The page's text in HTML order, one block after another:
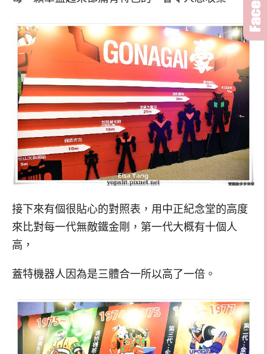
接下來有個很貼心的對照表，用中正紀念堂的高度
來比對每一代無敵鐵金剛，第一代大概有十個人
高，
蓋特機器人因為是三體合一所以高了一倍。